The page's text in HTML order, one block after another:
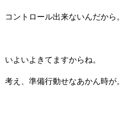
コントロール出来ないんだから。
いよいよきてますからね。
考え、準備行動せなあかん時が。